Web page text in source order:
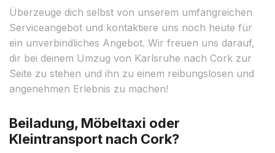
Überzeuge dich selbst von unserem umfangreichen
Serviceangebot und kontaktiere uns noch heute für
ein unverbindliches Angebot. Wir freuen uns darauf,
dir bei deinem Umzug von Karlsruhe nach Cork zur
Seite zu stehen und ihn zu einem reibungslosen und
angenehmen Erlebnis zu machen!
Beiladung, Möbeltaxi oder
Kleintransport nach Cork?